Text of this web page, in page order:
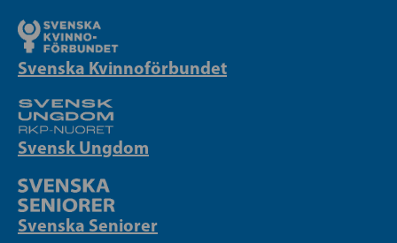
Svenska Kvinnoförbundet
Svensk Ungdom
Svenska Seniorer